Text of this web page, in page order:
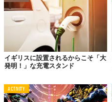
イギリスに設置されるからこそ「大
発明！」な充電スタンド
ACTIVITY